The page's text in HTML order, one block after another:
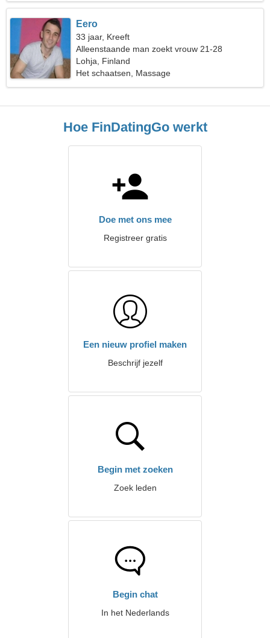
Eero
33 jaar, Kreeft
Alleenstaande man zoekt vrouw 21-28
Lohja, Finland
Het schaatsen, Massage
Hoe FinDatingGo werkt
Doe met ons mee
Registreer gratis
Een nieuw profiel maken
Beschrijf jezelf
Begin met zoeken
Zoek leden
Begin chat
In het Nederlands